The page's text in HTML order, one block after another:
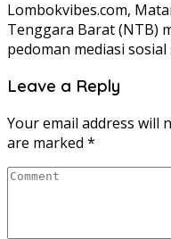
Lombokvibes.com,
Tenggara Barat (NTB)
pedoman mediasi
Leave a Reply
Your email address will
are marked *